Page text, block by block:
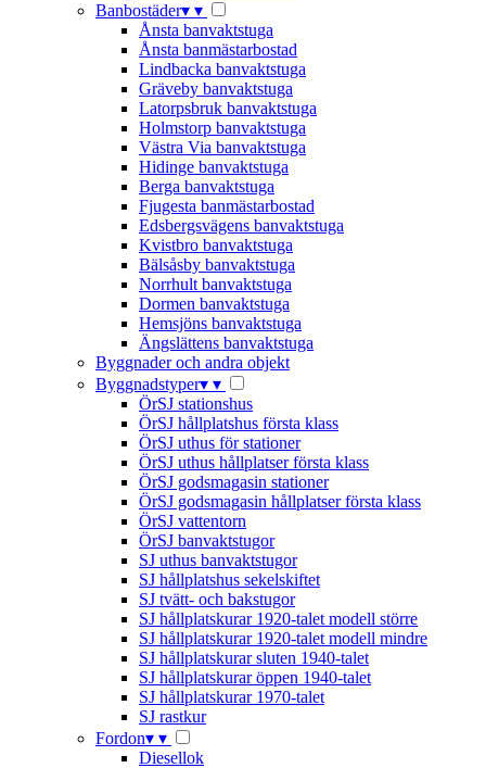
Banbostäder▾ ▾
Ånsta banvaktstuga
Ånsta banmästarbostad
Lindbacka banvaktstuga
Gräveby banvaktstuga
Latorpsbruk banvaktstuga
Holmstorp banvaktstuga
Västra Via banvaktstuga
Hidinge banvaktstuga
Berga banvaktstuga
Fjugesta banmästarbostad
Edsbergsvägens banvaktstuga
Kvistbro banvaktstuga
Bälsåsby banvaktstuga
Norrhult banvaktstuga
Dormen banvaktstuga
Hemsjöns banvaktstuga
Ängslättens banvaktstuga
Byggnader och andra objekt
Byggnadstyper▾ ▾
ÖrSJ stationshus
ÖrSJ hållplatshus första klass
ÖrSJ uthus för stationer
ÖrSJ uthus hållplatser första klass
ÖrSJ godsmagasin stationer
ÖrSJ godsmagasin hållplatser första klass
ÖrSJ vattentorn
ÖrSJ banvaktstugor
SJ uthus banvaktstugor
SJ hållplatshus sekelskiftet
SJ tvätt- och bakstugor
SJ hållplatskurar 1920-talet modell större
SJ hållplatskurar 1920-talet modell mindre
SJ hållplatskurar sluten 1940-talet
SJ hållplatskurar öppen 1940-talet
SJ hållplatskurar 1970-talet
SJ rastkur
Fordon▾ ▾
Diesellok